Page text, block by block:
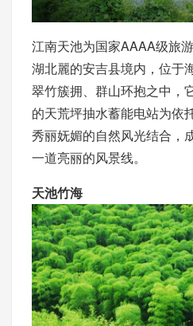
江南天池为国家AAAA级旅
湖北麗的安吉县境内，位于
翠竹簇拥、群山环抱之中，
的天荒坪抽水蓄能电站为依
秀丽妩媚的自然风光结合，
一道亮丽的风景线。
天池竹海